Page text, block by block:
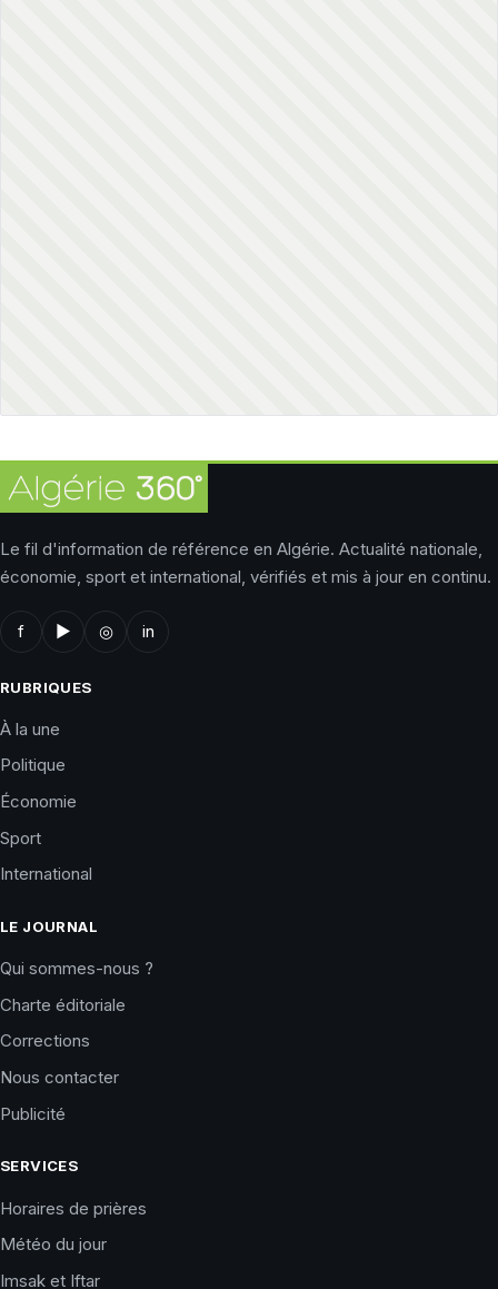
Le fil d'information de référence en Algérie. Actualité nationale,
économie, sport et international, vérifiés et mis à jour en continu.
f ▶ ◎ in
RUBRIQUES
À la une
Politique
Économie
Sport
International
LE JOURNAL
Qui sommes-nous ?
Charte éditoriale
Corrections
Nous contacter
Publicité
SERVICES
Horaires de prières
Météo du jour
Imsak et Iftar